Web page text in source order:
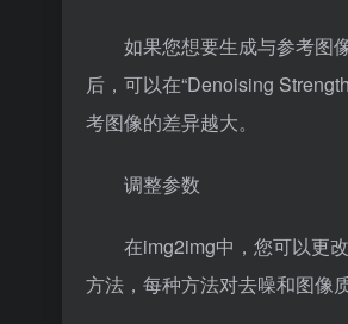
如果您想要生成与参考图
后，可以在“Denoising
考图像的差异越大。
调整参数
在img2img中，您可以更
方法，每种方法对去噪和图像